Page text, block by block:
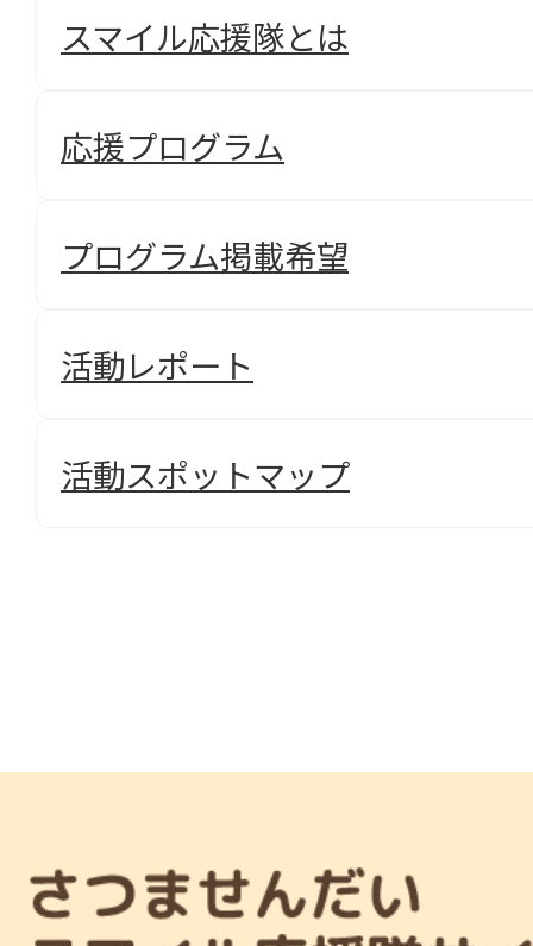
スマイル応援隊とは
応援プログラム
プログラム掲載希望
活動レポート
活動スポットマップ